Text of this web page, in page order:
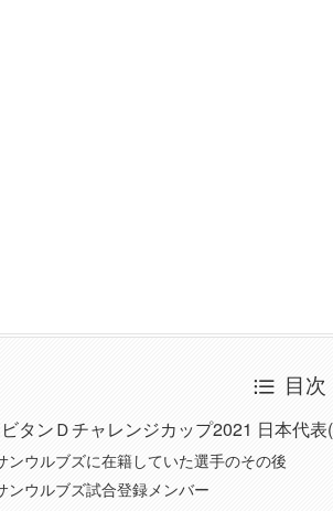
目次
タンＤチャレンジカップ2021 日本代
ンウルブズに在籍していた選手のその後
ンウルブズ試合登録メンバー